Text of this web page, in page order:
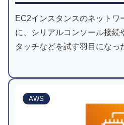
EC2インスタンスのネットワ
に、シリアルコンソール接続
タッチなどを試す羽目になっ
AWS